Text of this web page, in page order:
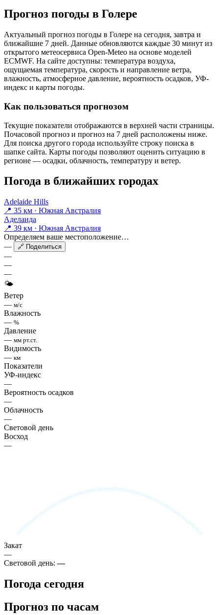
Прогноз погоды в Голере
Актуальный прогноз погоды в Голере на сегодня, завтра и
ближайшие 7 дней. Данные обновляются каждые 30 минут из
открытого метеосервиса Open-Meteo на основе моделей
ECMWF. На сайте доступны: температура воздуха,
ощущаемая температура, скорость и направление ветра,
влажность, атмосферное давление, вероятность осадков, УФ-
индекс и карты погоды.
Как пользоваться прогнозом
Текущие показатели отображаются в верхней части страницы.
Почасовой прогноз и прогноз на 7 дней расположены ниже.
Для поиска другого города используйте строку поиска в
шапке сайта. Карты погоды позволяют оценить ситуацию в
регионе — осадки, облачность, температуру и ветер.
Погода в ближайших городах
Adelaide Hills
📍 35 км · Южная Австралия
Аделаида
📍 39 км · Южная Австралия
Определяем ваше местоположение…
—
🔗 Поделиться
—
—
—
🌤
Ветер
— м/с
Влажность
— %
Давление
— мм рт.ст.
Видимость
— км
Показатели
УФ-индекс
—
Вероятность осадков
—
Облачность
—
Световой день
Восход
—
Закат
—
Световой день:—
Погода сегодня
Прогноз по часам